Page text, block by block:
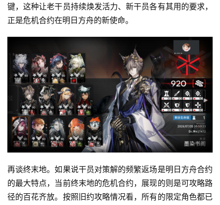
)
键，这种让老干员持续焕发活力、新干员各有其用的要求，
正是危机合约在明日方舟的新使命。
再谈终末地。如果说干员对策解的频繁返场是明日方舟合约
的最大特点，当前终末地的危机合约，展现的则是可攻略路
径的百花齐放。按照旧约攻略情况看，所有的限定角色都已